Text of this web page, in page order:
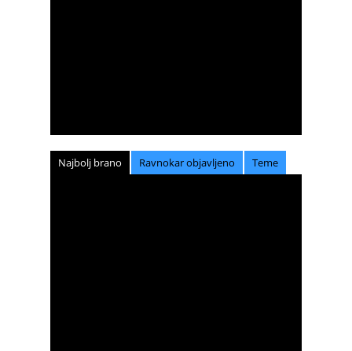
Najbolj brano Ravnokar objavljeno Teme